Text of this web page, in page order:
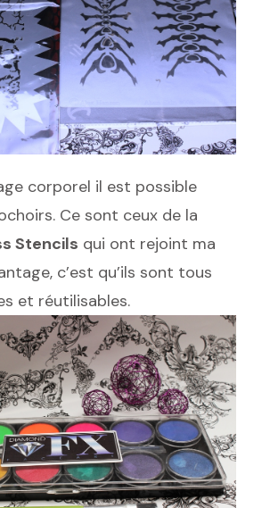
corporel il est possible
Ce sont ceux de la
Stencils qui ont rejoint ma
c’est qu’ils sont tous
et réutilisables.